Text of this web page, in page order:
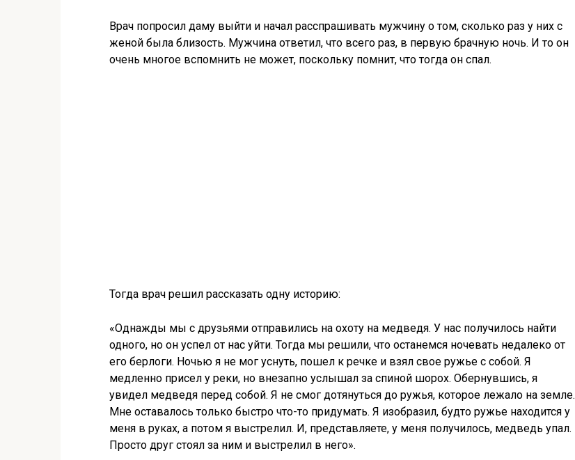
Врач попросил даму выйти и начал расспрашивать мужчину о том, сколько раз у них с
женой была близость. Мужчина ответил, что всего раз, в первую брачную ночь. И то он
очень многое вспомнить не может, поскольку помнит, что тогда он спал.
Тогда врач решил рассказать одну историю:
«Однажды мы с друзьями отправились на охоту на медведя. У нас получилось найти
одного, но он успел от нас уйти. Тогда мы решили, что останемся ночевать недалеко от
его берлоги. Ночью я не мог уснуть, пошел к речке и взял свое ружье с собой. Я
медленно присел у реки, но внезапно услышал за спиной шорох. Обернувшись, я
увидел медведя перед собой. Я не смог дотянуться до ружья, которое лежало на земле.
Мне оставалось только быстро что-то придумать. Я изобразил, будто ружье находится у
меня в руках, а потом я выстрелил. И, представляете, у меня получилось, медведь упал.
Просто друг стоял за ним и выстрелил в него».